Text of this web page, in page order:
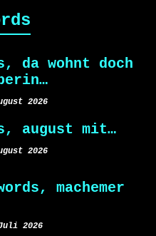
da wohnt doch
2026
august mit…
2026
machemer
2026